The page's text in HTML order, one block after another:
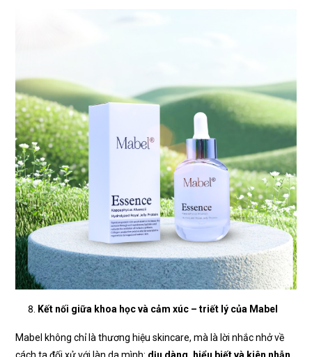
Kết nối giữa khoa học và cảm xúc – triết lý của Mabel
Mabel không chỉ là thương hiệu skincare, mà là lời nhắc nhở về